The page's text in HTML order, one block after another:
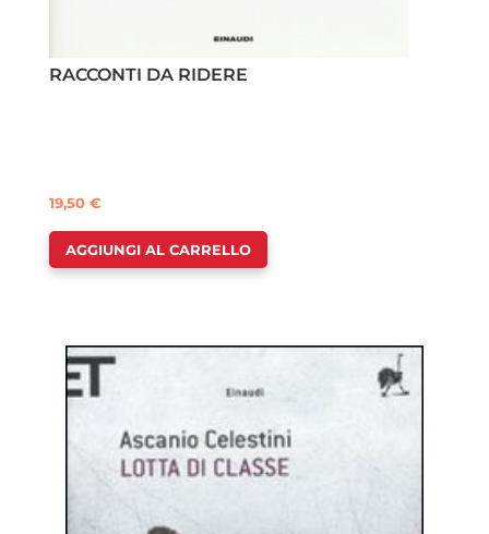
RACCONTI DA RIDERE
19,50€
AGGIUNGI AL CARRELLO